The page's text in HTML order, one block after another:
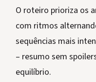
O roteiro prioriza os
com ritmos
sequências mais
– resumo sem
equilíbrio.